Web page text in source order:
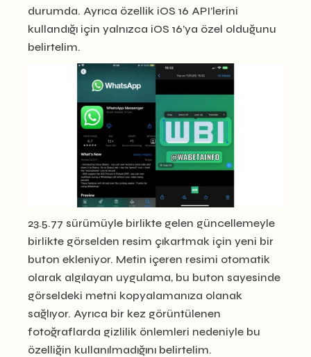
durumda. Ayrıca özellik iOS 16 API’lerini
kullandığı için yalnızca iOS 16’ya özel olduğunu
belirtelim.
23.5.77 sürümüyle birlikte gelen güncellemeyle
birlikte görselden resim çıkartmak için yeni bir
buton ekleniyor. Metin içeren resimi otomatik
olarak algılayan uygulama, bu buton sayesinde
görseldeki metni kopyalamanıza olanak
sağlıyor. Ayrıca bir kez görüntülenen
fotoğraflarda gizlilik önlemleri nedeniyle bu
özelliğin kullanılmadığını belirtelim.